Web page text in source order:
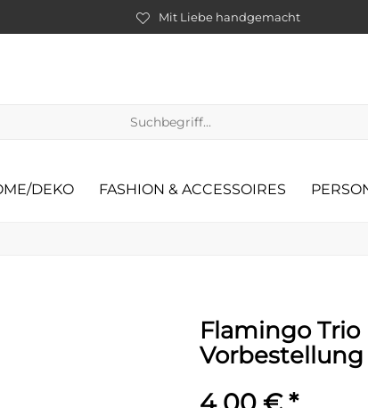
Mit Liebe handgemacht
DEKO FASHION & ACCESSOIRES
Flamingo
Vorbestellung